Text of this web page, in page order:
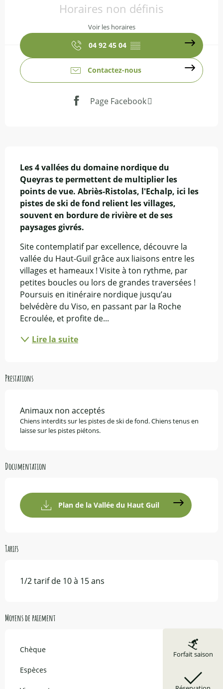
Forfait saison
Horaires non définis
Voir les horaires
04 92 45 04 ▒▒
Contactez-nous
Page Facebook
Les 4 vallées du domaine nordique du
Queyras te permettent de multiplier les
points de vue. Abriès-Ristolas, l'Echalp, ici les
pistes de ski de fond relient les villages,
souvent en bordure de rivière et de ses
paysages givrés.
Site contemplatif par excellence, découvre la
vallée du Haut-Guil grâce aux liaisons entre les
villages et hameaux ! Visite à ton rythme, par
petites boucles ou lors de grandes traversées !
Poursuis en itinéraire nordique jusqu’au
belvédère du Viso, en passant par la Roche
Ecroulée, et profite de...
Lire la suite
Prestations
Animaux non acceptés
Chiens interdits sur les pistes de ski de fond. Chiens tenus en
laisse sur les pistes piétons.
Documentation
Plan de la Vallée du Haut Guil
Tarifs
1/2 tarif de 10 à 15 ans
Moyens de paiement
Chèque
Espèces